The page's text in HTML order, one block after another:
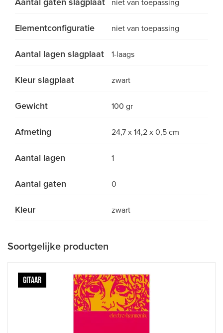
niet van toepassing
Elementconfiguratie niet van toepassing
Aantal lagen slagplaat 1-laags
Kleur slagplaat zwart
Gewicht 100 gr
Afmeting 24,7 x 14,2 x 0,5 cm
Aantal lagen 1
Aantal gaten 0
Kleur zwart
Soortgelijke producten
GITAAR